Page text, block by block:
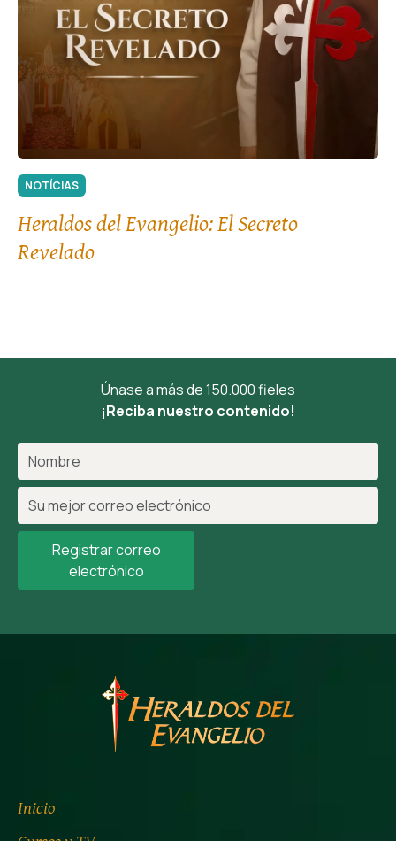
NOTÍCIAS
Heraldos del Evangelio: El Secreto
Revelado
Únase a más de 150.000 fieles
¡Reciba nuestro contenido!
Registrar correo
electrónico
Inicio